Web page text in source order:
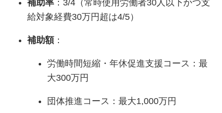
補助率 ：3/4（常時使用労働者30人以下かつ支
給対象経費30万円超は4/5）
補助額 ：
労働時間短縮・年休促進支援コース：最
大300万円
団体推進コース：最大1,000万円